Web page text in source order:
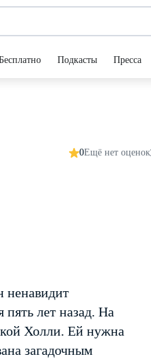
Подкасты Пресса
0Ещё нет оценок
ненавидит
лет назад. На
Холли. Ей нужна
загадочным